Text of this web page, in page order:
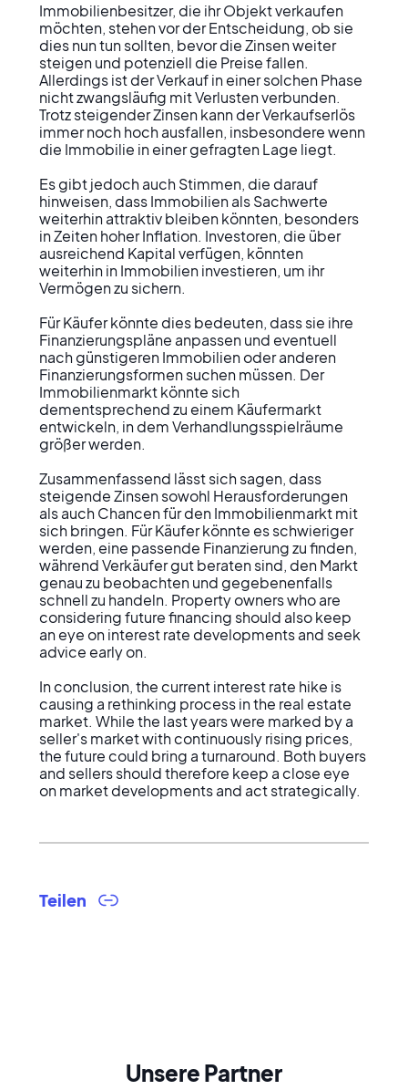
Immobilienbesitzer, die ihr Objekt verkaufen
möchten, stehen vor der Entscheidung, ob sie
dies nun tun sollten, bevor die Zinsen weiter
steigen und potenziell die Preise fallen.
Allerdings ist der Verkauf in einer solchen Phase
nicht zwangsläufig mit Verlusten verbunden.
Trotz steigender Zinsen kann der Verkaufserlös
immer noch hoch ausfallen, insbesondere wenn
die Immobilie in einer gefragten Lage liegt.
Es gibt jedoch auch Stimmen, die darauf
hinweisen, dass Immobilien als Sachwerte
weiterhin attraktiv bleiben könnten, besonders
in Zeiten hoher Inflation. Investoren, die über
ausreichend Kapital verfügen, könnten
weiterhin in Immobilien investieren, um ihr
Vermögen zu sichern.
Für Käufer könnte dies bedeuten, dass sie ihre
Finanzierungspläne anpassen und eventuell
nach günstigeren Immobilien oder anderen
Finanzierungsformen suchen müssen. Der
Immobilienmarkt könnte sich
dementsprechend zu einem Käufermarkt
entwickeln, in dem Verhandlungsspielräume
größer werden.
Zusammenfassend lässt sich sagen, dass
steigende Zinsen sowohl Herausforderungen
als auch Chancen für den Immobilienmarkt mit
sich bringen. Für Käufer könnte es schwieriger
werden, eine passende Finanzierung zu finden,
während Verkäufer gut beraten sind, den Markt
genau zu beobachten und gegebenenfalls
schnell zu handeln. Property owners who are
considering future financing should also keep
an eye on interest rate developments and seek
advice early on.
In conclusion, the current interest rate hike is
causing a rethinking process in the real estate
market. While the last years were marked by a
seller's market with continuously rising prices,
the future could bring a turnaround. Both buyers
and sellers should therefore keep a close eye
on market developments and act strategically.
Teilen
Unsere Partner